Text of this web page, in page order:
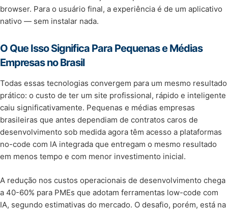
browser. Para o usuário final, a experiência é de um aplicativo
nativo — sem instalar nada.
O Que Isso Significa Para Pequenas e Médias
Empresas no Brasil
Todas essas tecnologias convergem para um mesmo resultado
prático: o custo de ter um site profissional, rápido e inteligente
caiu significativamente. Pequenas e médias empresas
brasileiras que antes dependiam de contratos caros de
desenvolvimento sob medida agora têm acesso a plataformas
no-code com IA integrada que entregam o mesmo resultado
em menos tempo e com menor investimento inicial.
A redução nos custos operacionais de desenvolvimento chega
a 40-60% para PMEs que adotam ferramentas low-code com
IA, segundo estimativas do mercado. O desafio, porém, está na